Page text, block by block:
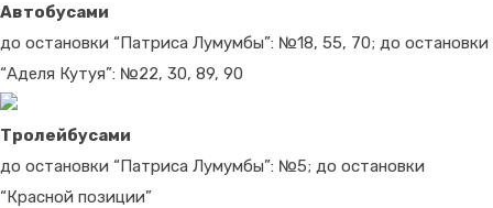
Автобусами
до остановки “Патриса Лумумбы”: №18, 55, 70; до остановки
“Аделя Кутуя”: №22, 30, 89, 90
Тролейбусами
до остановки “Патриса Лумумбы”: №5; до остановки
“Красной позиции”